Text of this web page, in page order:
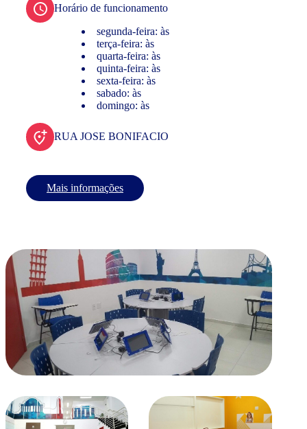
Horário de funcionamento
segunda-feira: às
terça-feira: às
quarta-feira: às
quinta-feira: às
sexta-feira: às
sabado: às
domingo: às
RUA JOSE BONIFACIO
Mais informações